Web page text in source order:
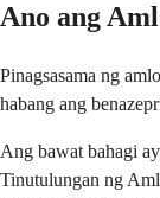
Ano ang
Pinagsasama ng
habang ang
Ang bawat bahagi
Tinutulungan ng